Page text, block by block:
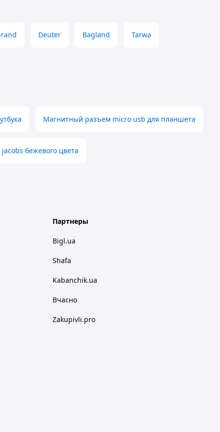
Deuter Bagland Tarwa
Магнитный разъем micro usb для планшета
бежевого цвета
Партнеры
Bigl.ua
Shafa
Kabanchik.ua
Вчасно
Zakupivli.pro